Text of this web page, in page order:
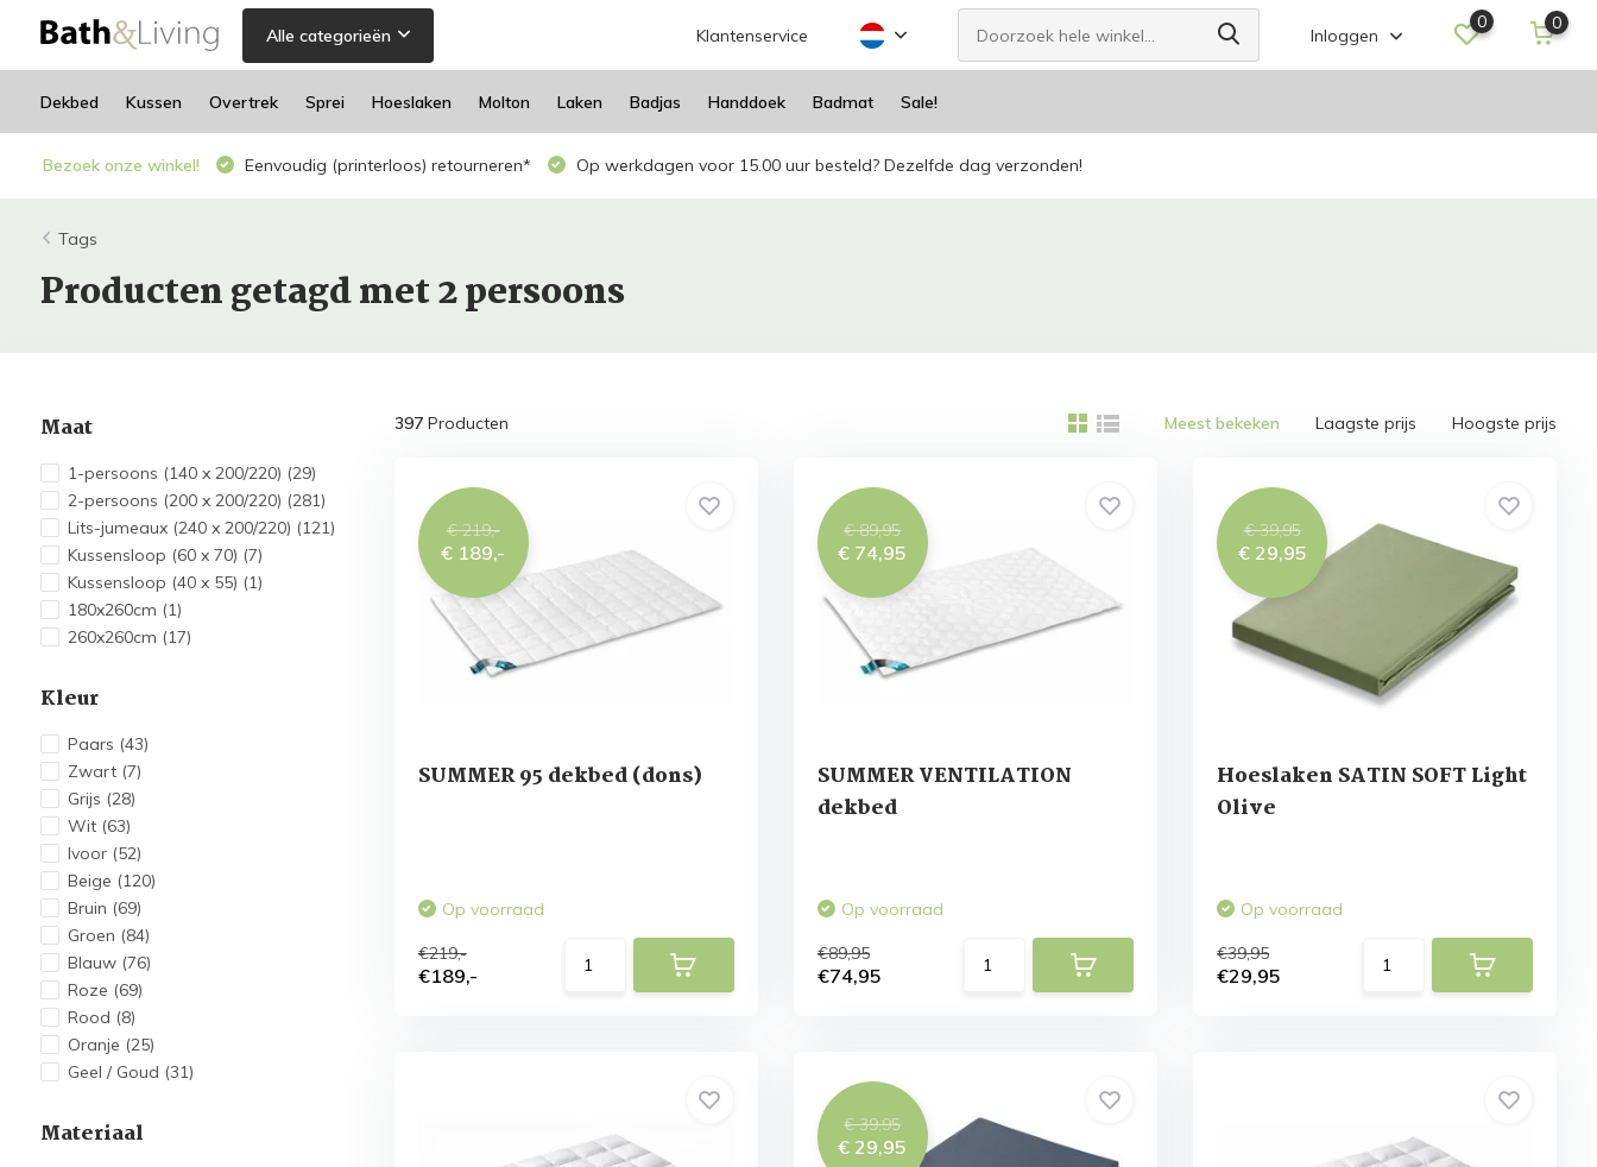
Alle categorieën Klantenservice Inloggen
0 0
Dekbed Kussen Overtrek Sprei Hoeslaken Molton Laken Badjas Handdoek Badmat Sale!
Bezoek onze winkel! Eenvoudig (printerloos) retourneren* Op werkdagen voor 15.00 uur besteld? Dezelfde dag verzonden!
Tags
Producten getagd met 2 persoons
Maat
1-persoons (140 x 200/220) (29)
2-persoons (200 x 200/220) (281)
Lits-jumeaux (240 x 200/220) (121)
Kussensloop (60 x 70) (7)
Kussensloop (40 x 55) (1)
180x260cm (1)
260x260cm (17)
Kleur
Paars (43)
Zwart (7)
Grijs (28)
Wit (63)
Ivoor (52)
Beige (120)
Bruin (69)
Groen (84)
Blauw (76)
Roze (69)
Rood (8)
Oranje (25)
Geel / Goud (31)
Materiaal
397Producten Meest bekeken Laagste prijs Hoogste prijs
€ 219,-
€ 189,-
SUMMER 95 dekbed (dons)
Op voorraad
€219,-
€189,-
€ 89,95
€ 74,95
SUMMER VENTILATION
dekbed
Op voorraad
€89,95
€74,95
€ 39,95
€ 29,95
Hoeslaken SATIN SOFT Light
Olive
Op voorraad
€39,95
€29,95
€ 39,95
€ 29,95